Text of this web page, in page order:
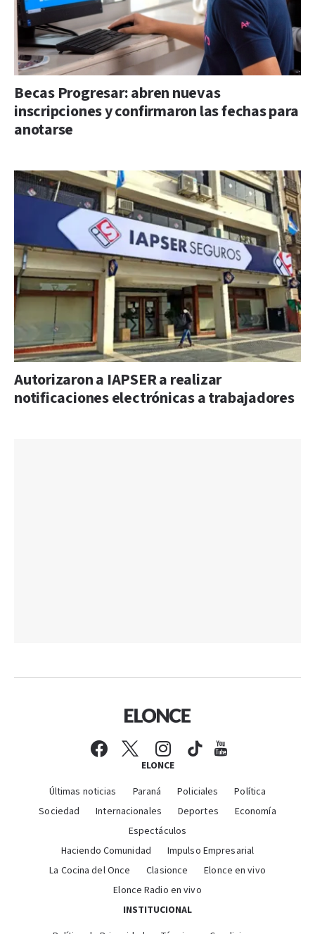
Becas Progresar: abren nuevas
inscripciones y confirmaron las fechas para
anotarse
Autorizaron a IAPSER a realizar
notificaciones electrónicas a trabajadores
ELONCE
Últimas noticias Paraná Policiales
Política
Sociedad
Internacionales Deportes
Economía
Espectáculos
Haciendo Comunidad
Impulso Empresarial
La Cocina del Once
Clasionce
Elonce en vivo
Elonce Radio en vivo
INSTITUCIONAL